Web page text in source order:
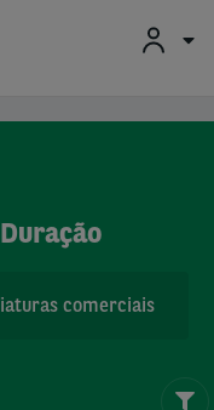
comerciais